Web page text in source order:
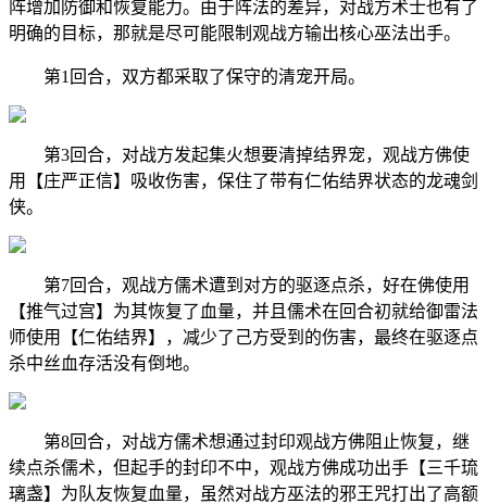
阵增加防御和恢复能力。由于阵法的差异，对战方术士也有了
明确的目标，那就是尽可能限制观战方输出核心巫法出手。
第1回合，双方都采取了保守的清宠开局。
第3回合，对战方发起集火想要清掉结界宠，观战方佛使
用【庄严正信】吸收伤害，保住了带有仁佑结界状态的龙魂剑
侠。
第7回合，观战方儒术遭到对方的驱逐点杀，好在佛使用
【推气过宫】为其恢复了血量，并且儒术在回合初就给御雷法
师使用【仁佑结界】，减少了己方受到的伤害，最终在驱逐点
杀中丝血存活没有倒地。
第8回合，对战方儒术想通过封印观战方佛阻止恢复，继
续点杀儒术，但起手的封印不中，观战方佛成功出手【三千琉
璃盏】为队友恢复血量，虽然对战方巫法的邪王咒打出了高额